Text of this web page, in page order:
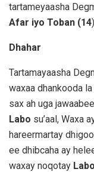
tartameyaasha
Afar iyo Toban (14
Dhahar
Tartamayaasha
waxaa dhankooda
sax ah uga
Labo su’aal, Waxa
hareermartay
ee dhibcaha ay
waxay noqotay Labo